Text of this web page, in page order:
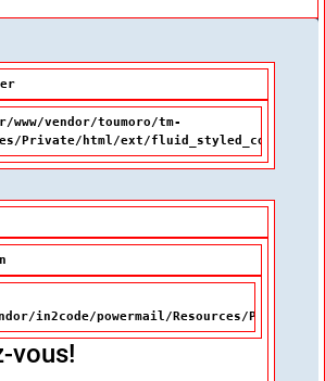
vendor/toumoro/tm-
Private/html/ext/fluid_styled_content/
in2code/powermail/Resources/Private/
vous!